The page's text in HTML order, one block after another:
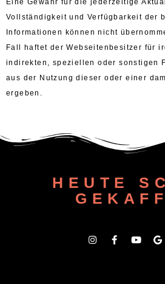
Eine Gewähr für die jederzeitige
Vollständigkeit und Verfügbarkeit der
Informationen können nicht
Fall haftet der Webseitenbesitzer für
indirekten, speziellen oder sonstigen
aus der Nutzung dieser oder einer
ergeben.
HEUTE